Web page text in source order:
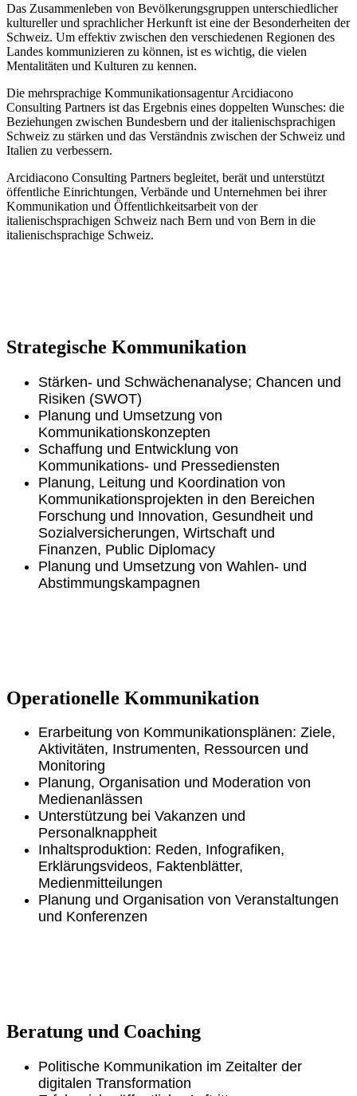
Das Zusammenleben von Bevölkerungsgruppen unterschiedlicher
kultureller und sprachlicher Herkunft ist eine der Besonderheiten der
Schweiz. Um effektiv zwischen den verschiedenen Regionen des
Landes kommunizieren zu können, ist es wichtig, die vielen
Mentalitäten und Kulturen zu kennen.
Die mehrsprachige Kommunikationsagentur Arcidiacono
Consulting Partners ist das Ergebnis eines doppelten Wunsches: die
Beziehungen zwischen Bundesbern und der italienischsprachigen
Schweiz zu stärken und das Verständnis zwischen der Schweiz und
Italien zu verbessern.
Arcidiacono Consulting Partners begleitet, berät und unterstützt
öffentliche Einrichtungen, Verbände und Unternehmen bei ihrer
Kommunikation und Öffentlichkeitsarbeit von der
italienischsprachigen Schweiz nach Bern und von Bern in die
italienischsprachige Schweiz.
Strategische Kommunikation
Stärken- und Schwächenanalyse; Chancen und
Risiken (SWOT)
Planung und Umsetzung von
Kommunikationskonzepten
Schaffung und Entwicklung von
Kommunikations- und Pressediensten
Planung, Leitung und Koordination von
Kommunikationsprojekten in den Bereichen
Forschung und Innovation, Gesundheit und
Sozialversicherungen, Wirtschaft und
Finanzen, Public Diplomacy
Planung und Umsetzung von Wahlen- und
Abstimmungskampagnen
Operationelle Kommunikation
Erarbeitung von Kommunikationsplänen: Ziele,
Aktivitäten, Instrumenten, Ressourcen und
Monitoring
Planung, Organisation und Moderation von
Medienanlässen
Unterstützung bei Vakanzen und
Personalknappheit
Inhaltsproduktion: Reden, Infografiken,
Erklärungsvideos, Faktenblätter,
Medienmitteilungen
Planung und Organisation von Veranstaltungen
und Konferenzen
Beratung und Coaching
Politische Kommunikation im Zeitalter der
digitalen Transformation